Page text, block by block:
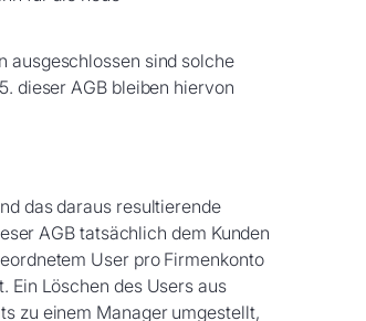
ausgeschlossen sind solche
dieser AGB bleiben hiervon
das daraus resultierende
AGB tatsächlich dem Kunden
User pro Firmenkonto
Ein Löschen des Users aus
zu einem Manager umgestellt,